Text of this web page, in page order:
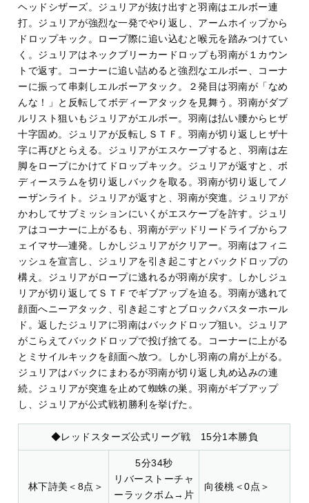
ヘッドシザーズ。ジュリアが抜け出すと羽南はエルボー連
打。ジュリアが強烈な一発でやり返し、アームホイップから
ドロップキック。ロープ際に追い込むと喉元を踏みつけてい
く。ジュリアはネックブリーカードロップも羽南が１カウン
トで返す。コーナーに追い詰めると強烈なエルボー、コーナ
ーに振って串刺しエルボーアタック。２発目は羽南が「なめ
んな！」と反転してボディーアタックを見舞う。羽南がダブ
ルリスト狙いもジュリアがエルボー。羽南は払い腰からヒザ
十字固め。ジュリアが反転しＳＴＦ。羽南が切り返しヒザ十
字に再びとらえる。ジュリアがエスケープすると、羽南は左
脚をロープにかけてドロップキック。ジュリアが返すと、ボ
ディースラムを切り返しバックを取る。羽南が切り返してノ
ーザンライト。ジュリアが返すと、羽南が突進。ジュリアが
かわしてサブミッションにいくがエスケープを許す。ジュリ
アはコーナーに上がるも、羽南がデッドリードライブからフ
ェイマサ―連発。しかしジュリアがクリアー。羽南はフィニ
ッシュを宣言し、ジュリアを引き起こすとバックドロップの
構え。ジュリアがロープに逃れるが羽南が戻す。しかしジュ
リアが切り返してＳＴＦでギブアップを迫る。羽南が逃れて
顔面へニーアタック、引き起こすとブロックバスターホール
ド。返したジュリアに羽南はバックドロップ狙い。ジュリア
がこらえてバックドロップで投げ捨てる。コーナーに上がる
とミサイルキックを顔面へ放つ。しかし羽南の肩が上がる。
ジュリアはバックにまわるが羽南が切り返し丸め込みの連
続。ジュリアが突進を止めて蜘蛛の巣。羽南がギブアップ
し、ジュリアが公式戦初勝利を挙げた。
◆レッドスターズ公式リーグ戦 15分1本勝負
林下詩美＜8点＞
5分34秒
リバーストーチャ
ーラックボム→片
向後桃＜0点＞